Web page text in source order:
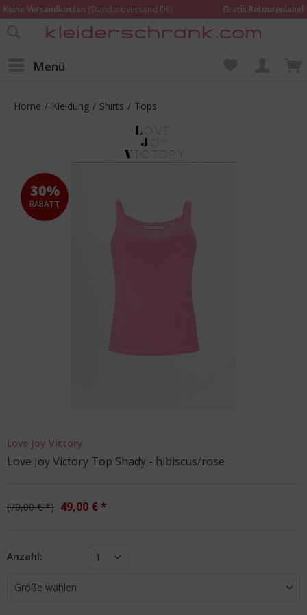
Keine Versandkosten (Standardversand DE)
Gratis Retourenlabel
Online bestellen – im Geschäft in Kempen anprobieren und beraten lassen
Menü
Home / Kleidung / Shirts / Tops
30%
RABATT
Love Joy Victory
Love Joy Victory Top Shady - hibiscus/rose
70,00 € * 49,00 € *
Anzahl: 1
Größe wählen